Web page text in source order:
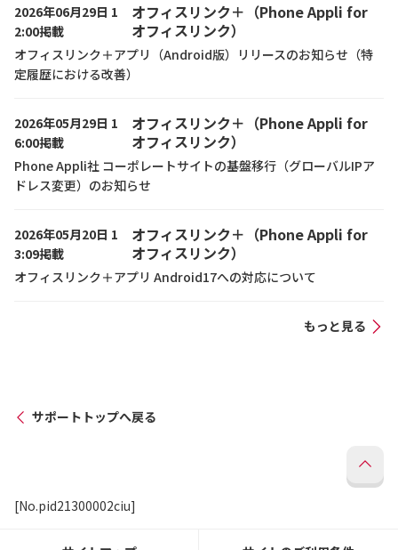
2026年06月29日 1
2:00掲載
オフィスリンク＋（Phone Appli for
オフィスリンク）
オフィスリンク＋アプリ（Android版）リリースのお知らせ（特
定履歴における改善）
2026年05月29日 1
6:00掲載
オフィスリンク＋（Phone Appli for
オフィスリンク）
Phone Appli社 コーポレートサイトの基盤移行（グローバルIPア
ドレス変更）のお知らせ
2026年05月20日 1
3:09掲載
オフィスリンク＋（Phone Appli for
オフィスリンク）
オフィスリンク＋アプリ Android17への対応について
もっと見る
サポートトップへ戻る
[No.pid21300002ciu]